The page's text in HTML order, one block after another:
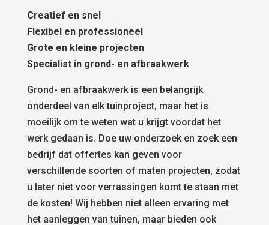
Creatief en snel
Flexibel en professioneel
Grote en kleine projecten
Specialist in grond- en afbraakwerk
Grond- en afbraakwerk is een belangrijk
onderdeel van elk tuinproject, maar het is
moeilijk om te weten wat u krijgt voordat het
werk gedaan is. Doe uw onderzoek en zoek een
bedrijf dat offertes kan geven voor
verschillende soorten of maten projecten, zodat
u later niet voor verrassingen komt te staan met
de kosten! Wij hebben niet alleen ervaring met
het aanleggen van tuinen, maar bieden ook